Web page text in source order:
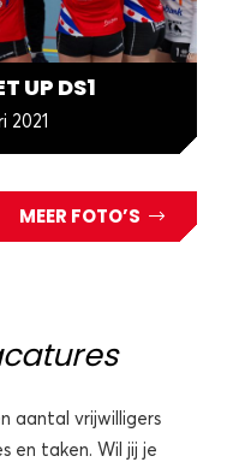
UP DS1
2021
MEER FOTO’S
aantal vrijwilligers
en taken. Wil jij je